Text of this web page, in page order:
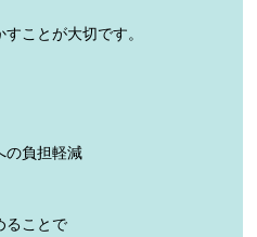
ことが大切です。
の負担軽減
ることで